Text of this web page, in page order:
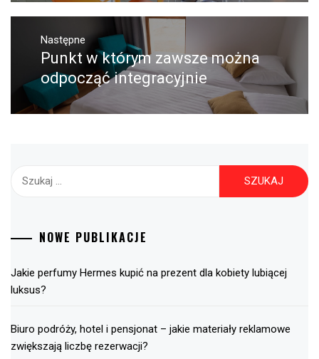
Następne
Następny
post:
Punkt w którym zawsze można
odpocząć integracyjnie
Szukaj:
NOWE PUBLIKACJE
Jakie perfumy Hermes kupić na prezent dla kobiety lubiącej
luksus?
Biuro podróży, hotel i pensjonat – jakie materiały reklamowe
zwiększają liczbę rezerwacji?